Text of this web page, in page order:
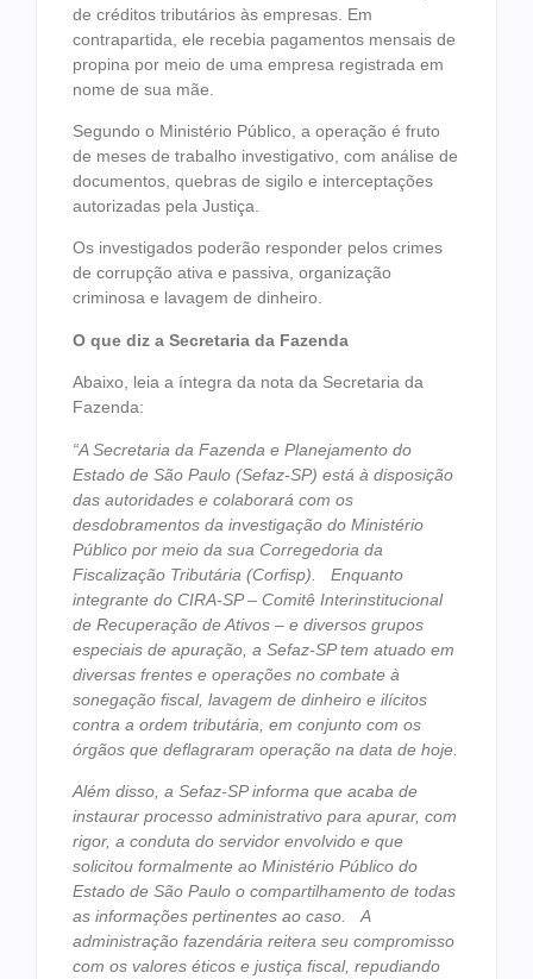
de créditos tributários às empresas. Em
contrapartida, ele recebia pagamentos mensais de
propina por meio de uma empresa registrada em
nome de sua mãe.
Segundo o Ministério Público, a operação é fruto
de meses de trabalho investigativo, com análise de
documentos, quebras de sigilo e interceptações
autorizadas pela Justiça.
Os investigados poderão responder pelos crimes
de corrupção ativa e passiva, organização
criminosa e lavagem de dinheiro.
O que diz a Secretaria da Fazenda
Abaixo, leia a íntegra da nota da Secretaria da
Fazenda:
“A Secretaria da Fazenda e Planejamento do
Estado de São Paulo (Sefaz-SP) está à disposição
das autoridades e colaborará com os
desdobramentos da investigação do Ministério
Público por meio da sua Corregedoria da
Fiscalização Tributária (Corfisp).
Enquanto
integrante do CIRA-SP – Comitê Interinstitucional
de Recuperação de Ativos – e diversos grupos
especiais de apuração, a Sefaz-SP tem atuado em
diversas frentes e operações no combate à
sonegação fiscal, lavagem de dinheiro e ilícitos
contra a ordem tributária, em conjunto com os
órgãos que deflagraram operação na data de hoje.
Além disso, a Sefaz-SP informa que acaba de
instaurar processo administrativo para apurar, com
rigor, a conduta do servidor envolvido e que
solicitou formalmente ao Ministério Público do
Estado de São Paulo o compartilhamento de todas
as informações pertinentes ao caso.
A
administração fazendária reitera seu compromisso
com os valores éticos e justiça fiscal, repudiando